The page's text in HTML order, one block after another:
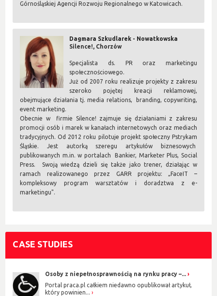
Górnośląskiej Agencji Rozwoju Regionalnego w Katowicach.
Dagmara Szkudlarek - Nowatkowska
Silence!, Chorzów
Specjalista ds. PR oraz marketingu
społecznościowego.
Już od 2007 roku realizuje projekty z zakresu
szeroko pojętej kreacji reklamowej,
obejmujące działania tj. media relations, branding, copywriting,
event marketing.
Obecnie w firmie Silence! zajmuje się działaniami z zakresu
promocji osób i marek w kanałach internetowych oraz mediach
tradycyjnych. Od 2012 roku pilotuje projekt społeczny Pstrykam
Śląskie. Jest autorką szeregu artykułów biznesowych
publikowanych m.in. w portalach Bankier, Marketer Plus, Social
Press. Swoją wiedzą dzieli się także jako trener, działając w
ramach realizowanego przez GARR projektu: „FaceIT –
kompleksowy program warsztatów i doradztwa z e-
marketingu".
CASE STUDIES
Osoby z niepełnosprawnością na rynku pracy –...
Portal praca.pl całkiem niedawno opublikował artykuł,
który powinien...